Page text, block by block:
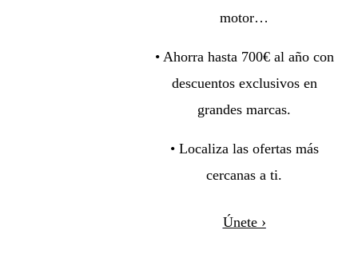
motor…
• Ahorra hasta 700€ al año con
descuentos exclusivos en
grandes marcas.
• Localiza las ofertas más
cercanas a ti.
Únete ›